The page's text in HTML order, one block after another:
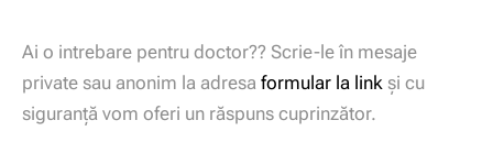
Ai o intrebare pentru doctor?? Scrie-le în mesaje
private sau anonim la adresa formular la link și cu
siguranță vom oferi un răspuns cuprinzător.